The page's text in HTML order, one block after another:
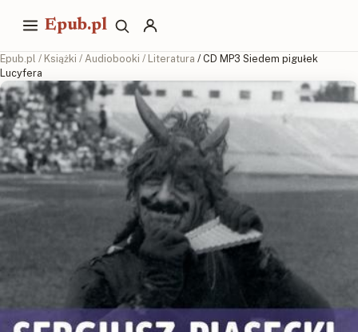
Epub.pl
Epub.pl / Książki / Audiobooki / Literatura / CD MP3 Siedem pigułek
Lucyfera